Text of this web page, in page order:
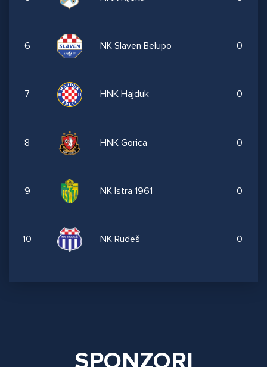
6 NK Slaven Belupo 0
7 HNK Hajduk 0
8 HNK Gorica 0
9 NK Istra 1961 0
10 NK Rudeš 0
SPONZORI